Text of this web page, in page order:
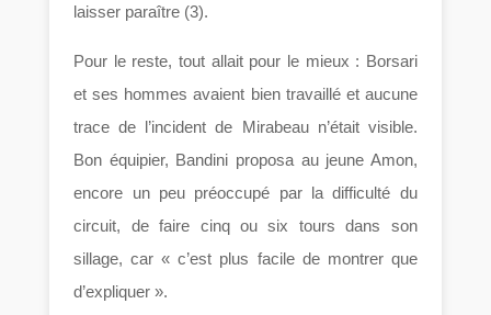
laisser paraître (3).
Pour le reste, tout allait pour le mieux : Borsari
et ses hommes avaient bien travaillé et aucune
trace de l’incident de Mirabeau n’était visible.
Bon équipier, Bandini proposa au jeune Amon,
encore un peu préoccupé par la difficulté du
circuit, de faire cinq ou six tours dans son
sillage, car « c’est plus facile de montrer que
d’expliquer ».